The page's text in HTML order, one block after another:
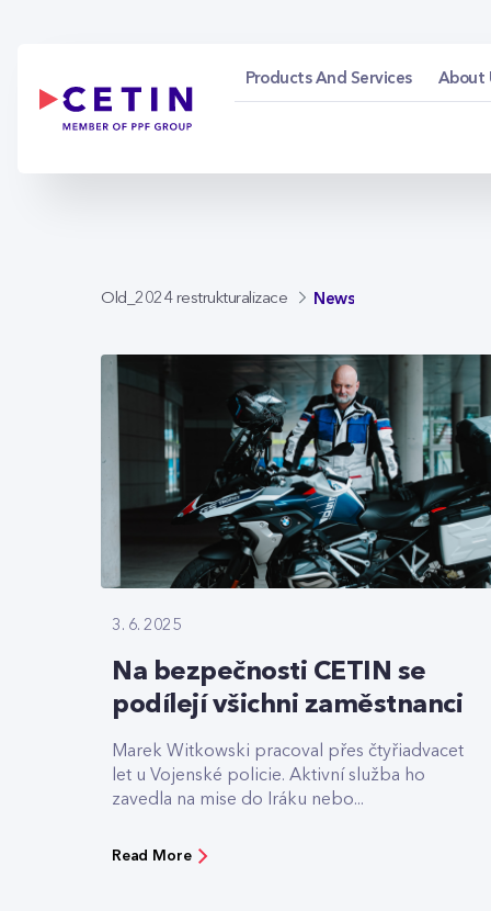
Products And Services About
Old_2024 restrukturalizace News
3. 6. 2025
Na bezpečnosti CETIN se
podílejí všichni zaměstnanci
Marek Witkowski pracoval přes čtyřiadvacet
let u Vojenské policie. Aktivní služba ho
zavedla na mise do Iráku nebo...
Read More